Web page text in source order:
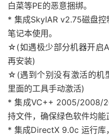
白菜等PE的恶意捆绑。
* 集成SkyIAR v2.75磁盘
笔记本使用。
☆(如遇极少部分机器开启
再安装)
☆(遇到个别没有激活的机
里面的工具手动激活)
* 集成VC++ 2005/2008/
持文件，确保绿色软件均能
* 集成DirectX 9.0c 运行库